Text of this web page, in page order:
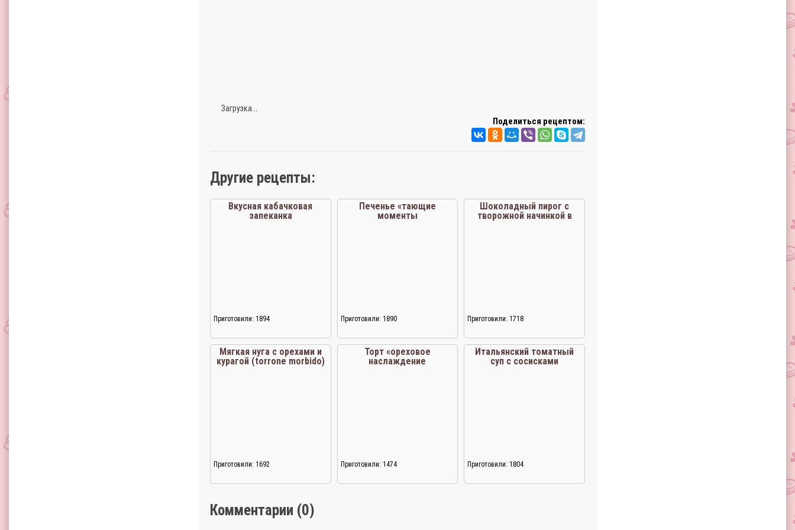
Загрузка...
Поделиться рецептом:
Другие рецепты:
Вкусная кабачковая
запеканка
Приготовили: 1894
Печенье «тающие
моменты
Приготовили: 1890
Шоколадный пирог с
творожной начинкой в
Приготовили: 1718
Мягкая нуга с орехами и
курагой (torrone morbido)
Приготовили: 1692
Торт «ореховое
наслаждение
Приготовили: 1474
Итальянский томатный
суп с сосисками
Приготовили: 1804
Комментарии (0)